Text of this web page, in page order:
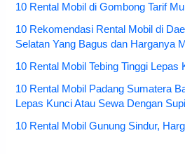
10 Rental Mobil di Gombong Tarif
10 Rekomendasi Rental Mobil di
Selatan Yang Bagus dan Harganya
10 Rental Mobil Tebing Tinggi Lepas
10 Rental Mobil Padang Sumatera
Lepas Kunci Atau Sewa Dengan
10 Rental Mobil Gunung Sindur,